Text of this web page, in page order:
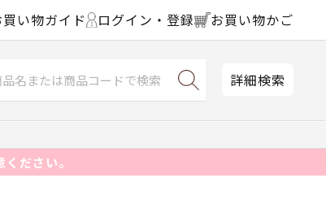
い物ガイド ログイン・登録 お買い物かご
詳細検索
ださい。